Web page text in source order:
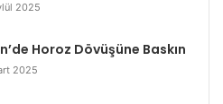
2025
Horoz Dövüşüne Baskın
2025